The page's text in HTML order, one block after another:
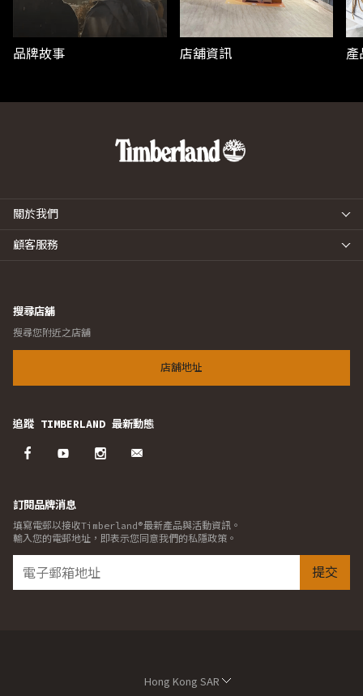
品牌故事 店舖資訊 產
關於我們
顧客服務
搜尋店舖
搜尋您附近之店舖
店舖地址
追蹤 TIMBERLAND 最新動態
訂閱品牌消息
填寫電郵以接收Timberland®最新產品與活動資訊。
輸入您的電郵地址，即表示您同意我們的私隱政策。
提交
Hong Kong SAR